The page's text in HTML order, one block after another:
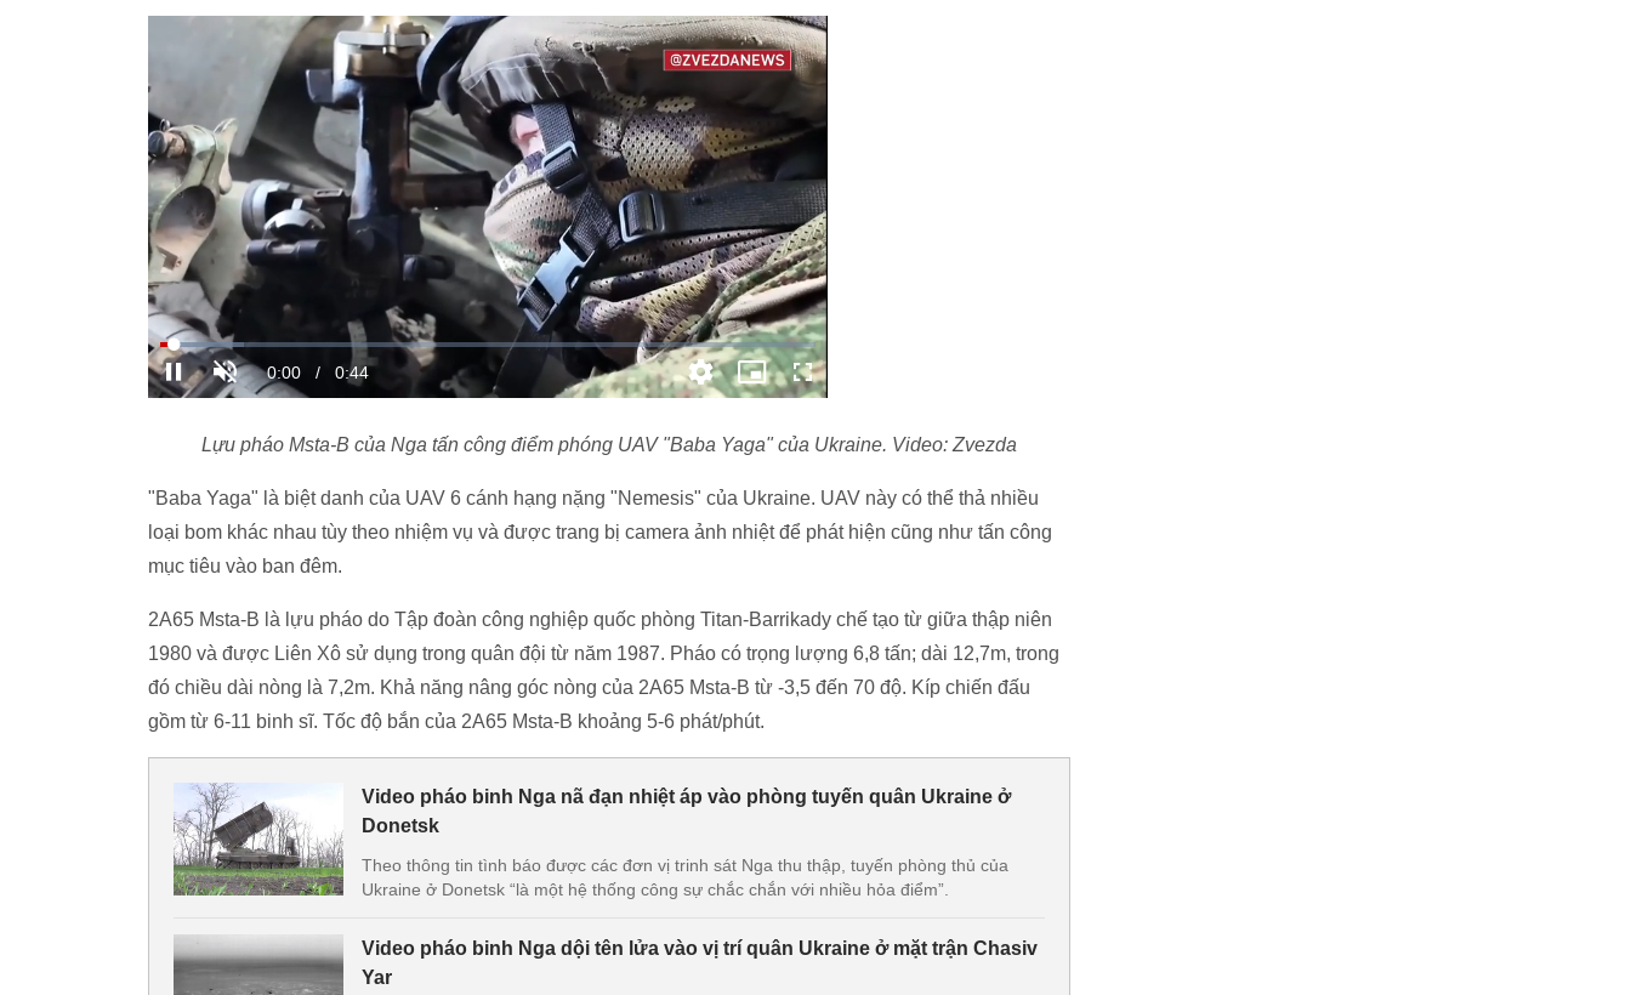
Lựu pháo Msta-B của Nga tấn công điểm phóng UAV "Baba Yaga" của Ukraine. Video: Zvezda
"Baba Yaga" là biệt danh của UAV 6 cánh hạng nặng "Nemesis" của Ukraine. UAV này có thể thả nhiều
loại bom khác nhau tùy theo nhiệm vụ và được trang bị camera ảnh nhiệt để phát hiện cũng như tấn công
mục tiêu vào ban đêm.
2А65 Msta-B là lựu pháo do Tập đoàn công nghiệp quốc phòng Titan-Barrikady chế tạo từ giữa thập niên
1980 và được Liên Xô sử dụng trong quân đội từ năm 1987. Pháo có trọng lượng 6,8 tấn; dài 12,7m, trong
đó chiều dài nòng là 7,2m. Khả năng nâng góc nòng của 2А65 Msta-B từ -3,5 đến 70 độ. Kíp chiến đấu
gồm từ 6-11 binh sĩ. Tốc độ bắn của 2А65 Msta-B khoảng 5-6 phát/phút.
Video pháo binh Nga nã đạn nhiệt áp vào phòng tuyến quân Ukraine ở
Donetsk
Theo thông tin tình báo được các đơn vị trinh sát Nga thu thập, tuyến phòng thủ của
Ukraine ở Donetsk “là một hệ thống công sự chắc chắn với nhiều hỏa điểm”.
Video pháo binh Nga dội tên lửa vào vị trí quân Ukraine ở mặt trận Chasiv
Yar